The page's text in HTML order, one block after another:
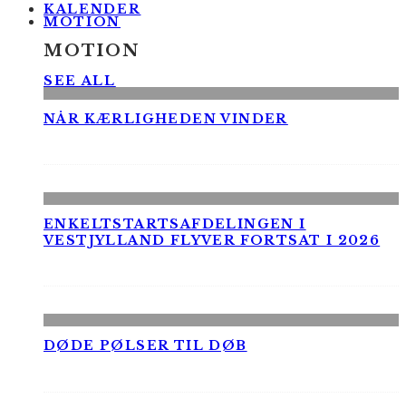
KALENDER
MOTION
MOTION
SEE ALL
NÅR KÆRLIGHEDEN VINDER
ENKELTSTARTSAFDELINGEN I
VESTJYLLAND FLYVER FORTSAT I 2026
DØDE PØLSER TIL DØB